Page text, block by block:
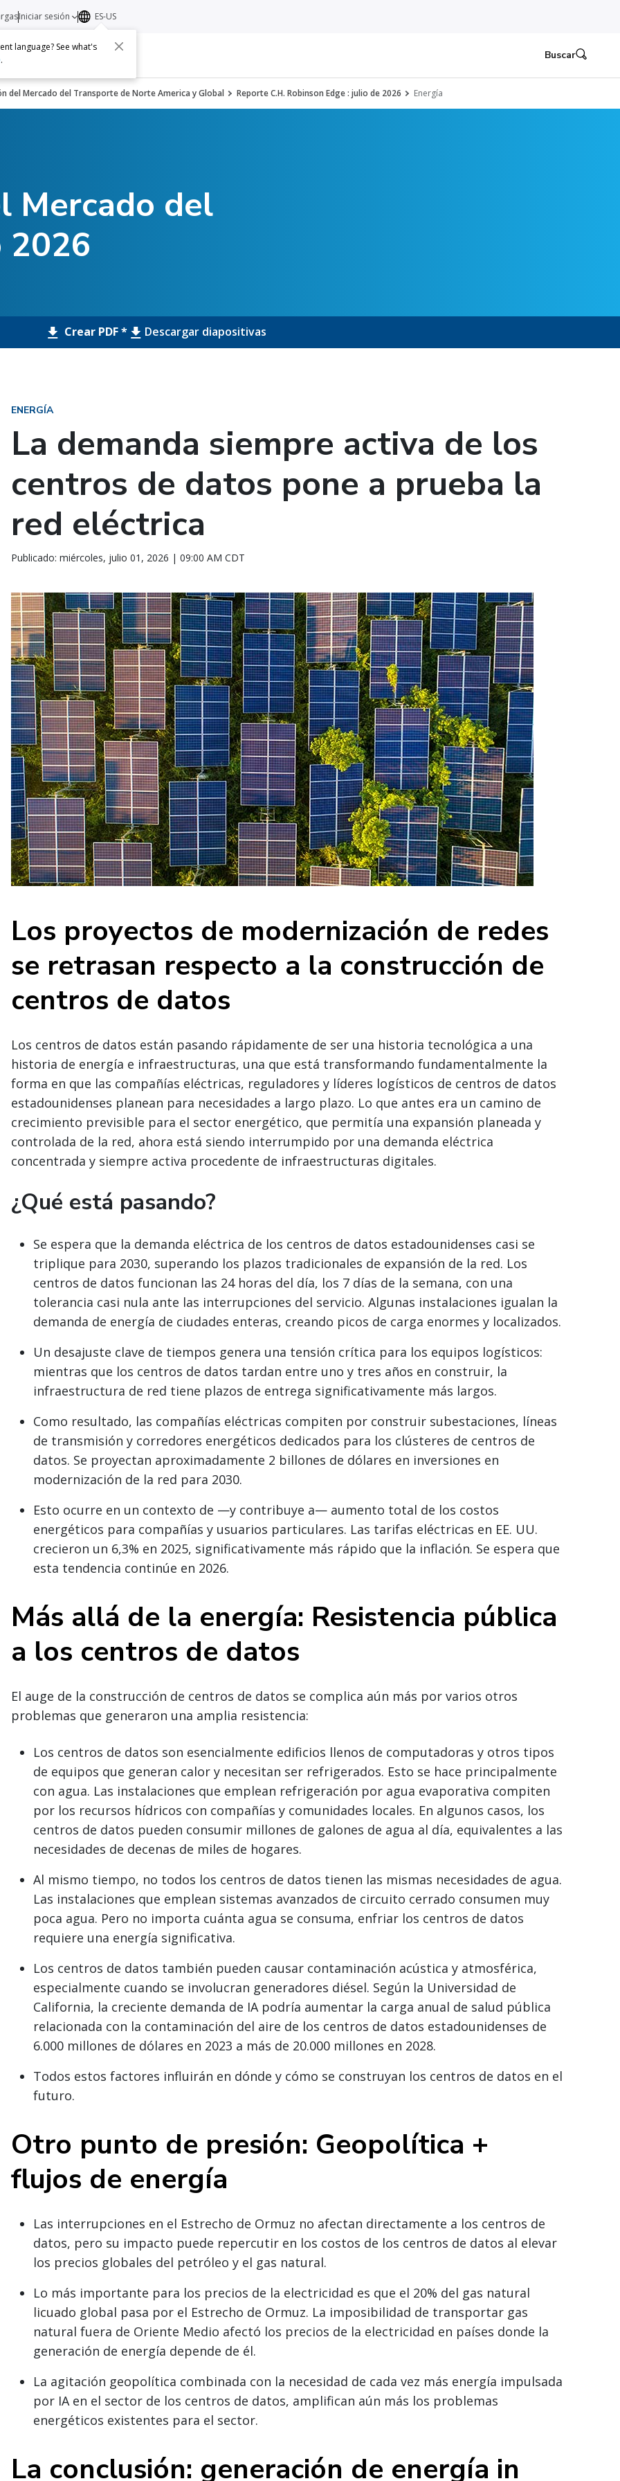
Acerca de Contacto
Iniciar sesión ES-US
language? See what's
. Buscar
del Mercado del Transporte de Norte America y Global Reporte C.H. Robinson Edge : julio de 2026 Energía
Mercado del
Crear PDF * Descargar diapositivas
ENERGÍA
La demanda siempre activa de los
centros de datos pone a prueba la
red eléctrica
Publicado: miércoles, julio 01, 2026 | 09:00 AM CDT
Los proyectos de modernización de redes
se retrasan respecto a la construcción de
centros de datos
Los centros de datos están pasando rápidamente de ser una historia tecnológica a una
historia de energía e infraestructuras, una que está transformando fundamentalmente la
forma en que las compañías eléctricas, reguladores y líderes logísticos de centros de datos
estadounidenses planean para necesidades a largo plazo. Lo que antes era un camino de
crecimiento previsible para el sector energético, que permitía una expansión planeada y
controlada de la red, ahora está siendo interrumpido por una demanda eléctrica
concentrada y siempre activa procedente de infraestructuras digitales.
¿Qué está pasando?
Se espera que la demanda eléctrica de los centros de datos estadounidenses casi se
triplique para 2030, superando los plazos tradicionales de expansión de la red. Los
centros de datos funcionan las 24 horas del día, los 7 días de la semana, con una
tolerancia casi nula ante las interrupciones del servicio. Algunas instalaciones igualan la
demanda de energía de ciudades enteras, creando picos de carga enormes y localizados.
Un desajuste clave de tiempos genera una tensión crítica para los equipos logísticos:
mientras que los centros de datos tardan entre uno y tres años en construir, la
infraestructura de red tiene plazos de entrega significativamente más largos.
Como resultado, las compañías eléctricas compiten por construir subestaciones, líneas
de transmisión y corredores energéticos dedicados para los clústeres de centros de
datos. Se proyectan aproximadamente 2 billones de dólares en inversiones en
modernización de la red para 2030.
Esto ocurre en un contexto de —y contribuye a— aumento total de los costos
energéticos para compañías y usuarios particulares. Las tarifas eléctricas en EE. UU.
crecieron un 6,3% en 2025, significativamente más rápido que la inflación. Se espera que
esta tendencia continúe en 2026.
Más allá de la energía: Resistencia pública
a los centros de datos
El auge de la construcción de centros de datos se complica aún más por varios otros
problemas que generaron una amplia resistencia:
Los centros de datos son esencialmente edificios llenos de computadoras y otros tipos
de equipos que generan calor y necesitan ser refrigerados. Esto se hace principalmente
con agua. Las instalaciones que emplean refrigeración por agua evaporativa compiten
por los recursos hídricos con compañías y comunidades locales. En algunos casos, los
centros de datos pueden consumir millones de galones de agua al día, equivalentes a las
necesidades de decenas de miles de hogares.
Al mismo tiempo, no todos los centros de datos tienen las mismas necesidades de agua.
Las instalaciones que emplean sistemas avanzados de circuito cerrado consumen muy
poca agua. Pero no importa cuánta agua se consuma, enfriar los centros de datos
requiere una energía significativa.
Los centros de datos también pueden causar contaminación acústica y atmosférica,
especialmente cuando se involucran generadores diésel. Según la Universidad de
California, la creciente demanda de IA podría aumentar la carga anual de salud pública
relacionada con la contaminación del aire de los centros de datos estadounidenses de
6.000 millones de dólares en 2023 a más de 20.000 millones en 2028.
Todos estos factores influirán en dónde y cómo se construyan los centros de datos en el
futuro.
Otro punto de presión: Geopolítica +
flujos de energía
Las interrupciones en el Estrecho de Ormuz no afectan directamente a los centros de
datos, pero su impacto puede repercutir en los costos de los centros de datos al elevar
los precios globales del petróleo y el gas natural.
Lo más importante para los precios de la electricidad es que el 20% del gas natural
licuado global pasa por el Estrecho de Ormuz. La imposibilidad de transportar gas
natural fuera de Oriente Medio afectó los precios de la electricidad en países donde la
generación de energía depende de él.
La agitación geopolítica combinada con la necesidad de cada vez más energía impulsada
por IA en el sector de los centros de datos, amplifican aún más los problemas
energéticos existentes para el sector.
La conclusión: generación de energía in